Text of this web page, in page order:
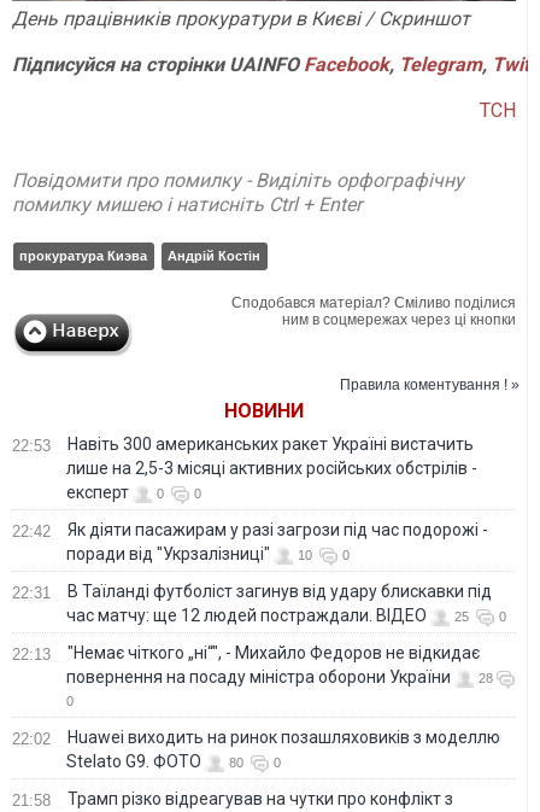
День працівників прокуратури в Києві / Скриншот
Підписуйся на сторінки UAINFO Facebook, Telegram,
ТСН
Повідомити про помилку - Виділіть орфографічну
помилку мишею і натисніть Ctrl + Enter
прокуратура Киэва Андрій Костін
Сподобався матеріал? Сміливо поділися
ним в соцмережах через ці кнопки
Правила коментування ! »
НОВИНИ
22:53
Навіть 300 американських ракет Україні вистачить
лише на 2,5-3 місяці активних російських обстрілів -
експерт
0 0
22:42
Як діяти пасажирам у разі загрози під час подорожі -
поради від "Укрзалізниці"
10 0
22:31
В Таїланді футболіст загинув від удару блискавки під
час матчу: ще 12 людей постраждали. ВІДЕО
25 0
22:13
"Немає чіткого „ні“", - Михайло Федоров не відкидає
повернення на посаду міністра оборони України
28
0
22:02
Huawei виходить на ринок позашляховиків з моделлю
Stelato G9. ФОТО
80 0
21:58
Трамп різко відреагував на чутки про конфлікт з